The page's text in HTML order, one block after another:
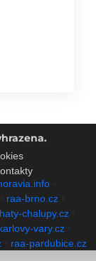
•
raa-brno.cz•
chalupy.cz•
vary.cz •
• raa-pardubice.cz